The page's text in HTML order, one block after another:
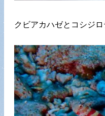
クビアカハゼとコシジロ